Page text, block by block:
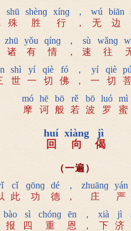
shū
殊
shènɡ
胜
xínɡ
行
，
，
wú
无
biān
边
zhū
诸
yǒu
有
qínɡ
情
，
，
sù
速
wǎnɡ
往
shì
世
yí
一
qiè
切
fó
佛
，
，
yí
一
qiè
切
mó
摩
hē
诃
bō
般
rě
若
bō
波
luó
罗
mì
蜜
huí
回
xiàng
向
jì
偈
（一遍）
cǐ
此
ɡōnɡ
功
dé
德
，
，
zhuānɡ
庄
yán
严
bào
报
sì
四
chónɡ
重
ēn
恩
，
，
xià
下
jì
济